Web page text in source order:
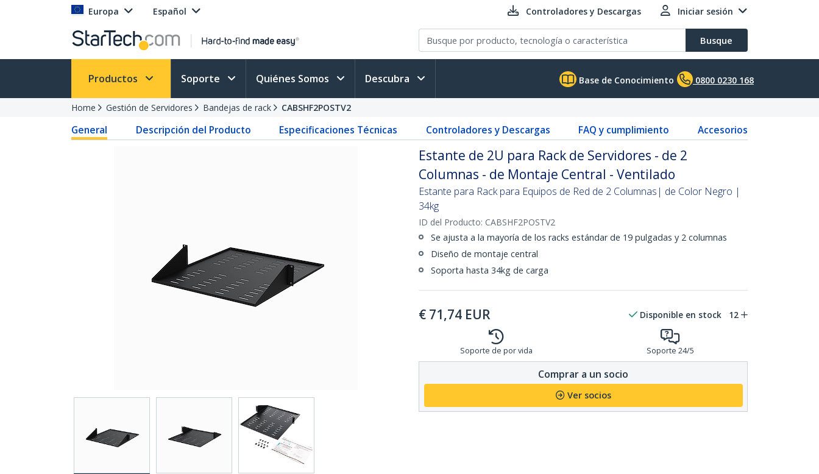
Europa Español Controladores y Descargas Iniciar sesión
Busque
Productos Soporte Quiénes Somos Descubra Base de Conocimiento 0800 0230 168
Home Gestión de Servidores Bandejas de rack CABSHF2POSTV2
General Descripción del Producto Especificaciones Técnicas Controladores y Descargas FAQ y cumplimiento Accesorios
Estante de 2U para Rack de Servidores - de 2
Columnas - de Montaje Central - Ventilado
Estante para Rack para Equipos de Red de 2 Columnas| de Color Negro |
34kg
ID del Producto: CABSHF2POSTV2
Se ajusta a la mayoría de los racks estándar de 19 pulgadas y 2 columnas
Diseño de montaje central
Soporta hasta 34kg de carga
€ 71,74 EUR Disponible en stock 12
Soporte de por vida Soporte 24/5
Comprar a un socio
Ver socios